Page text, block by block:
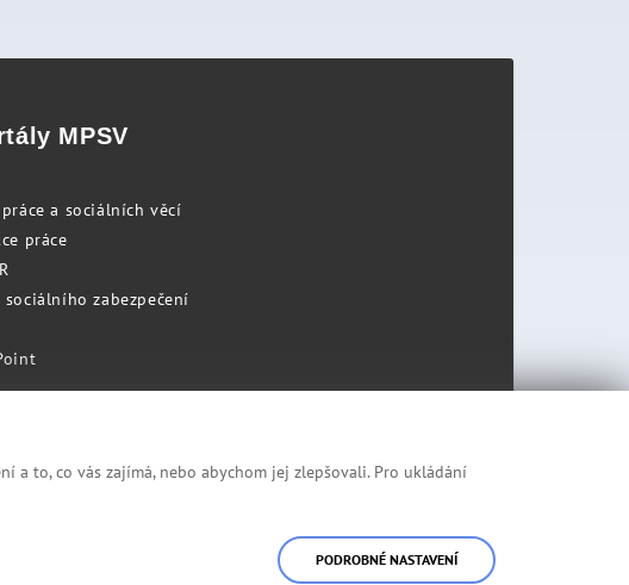
MPSV
a sociálních věcí
práce
sociálního zabezpečení
a to, co vás zajímá, nebo abychom jej zlepšovali. Pro ukládání
PODROBNÉ NASTAVENÍ